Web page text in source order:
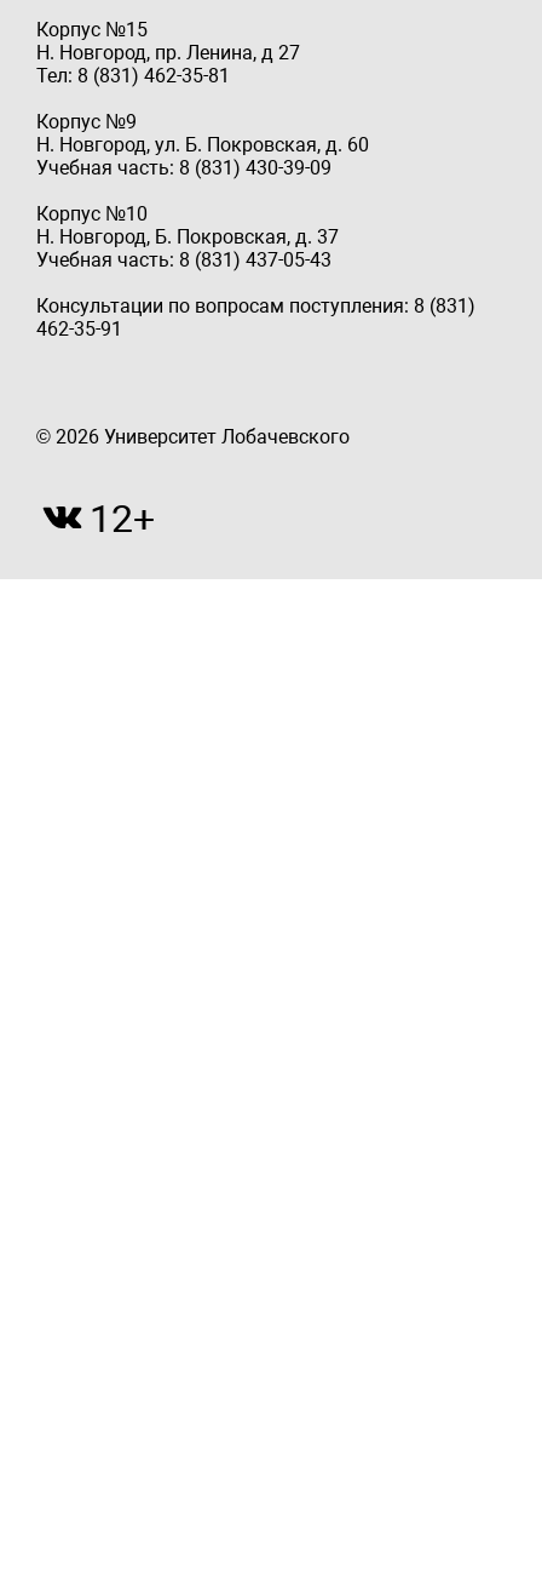
Корпус №15
Н. Новгород, пр. Ленина, д 27
Тел: 8 (831) 462-35-81
Корпус №9
Н. Новгород, ул. Б. Покровская, д. 60
Учебная часть: 8 (831) 430-39-09
Корпус №10
Н. Новгород, Б. Покровская, д. 37
Учебная часть: 8 (831) 437-05-43
Консультации по вопросам поступления: 8 (831)
462-35-91
© 2026 Университет Лобачевского
12+